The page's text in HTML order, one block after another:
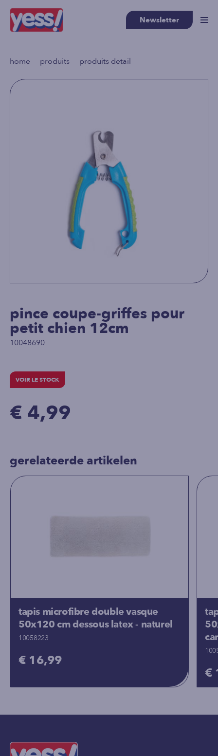
Newsletter
home produits produits detail
pince coupe-griffes pour
petit chien 12cm
10048690
VOIR LE STOCK
€ 4,99
gerelateerde artikelen
tapis microfibre double vasque
50x120 cm dessous latex - naturel
10058223
€ 16,99
€